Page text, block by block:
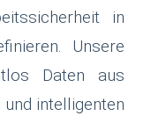
in
Unsere
Daten aus
intelligenten